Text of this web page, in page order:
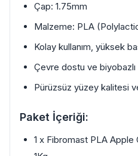
Çap: 1.75mm
Malzeme: PLA
Kolay kullanım, yüksek
Çevre dostu ve biyobazlı
Pürüzsüz yüzey kalitesi
Paket İçeriği:
1 x Fibromast PLA Apple